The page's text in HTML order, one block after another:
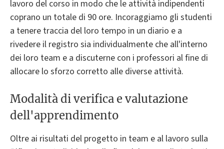
lavoro del corso in modo che le attività indipendenti
coprano un totale di 90 ore. Incoraggiamo gli studenti
a tenere traccia del loro tempo in un diario e a
rivedere il registro sia individualmente che all'interno
dei loro team e a discuterne con i professori al fine di
allocare lo sforzo corretto alle diverse attività.
Modalità di verifica e valutazione
dell'apprendimento
Oltre ai risultati del progetto in team e al lavoro sulla